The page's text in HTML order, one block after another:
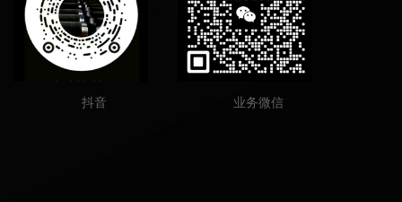
抖音 业务微信